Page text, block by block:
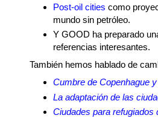
Post-oil cities como
mundo sin petróleo.
Y GOOD ha preparado
referencias interesantes.
También hemos hablado de
Cumbre de Copenhague
La adaptación de las
Ciudades para refugiados